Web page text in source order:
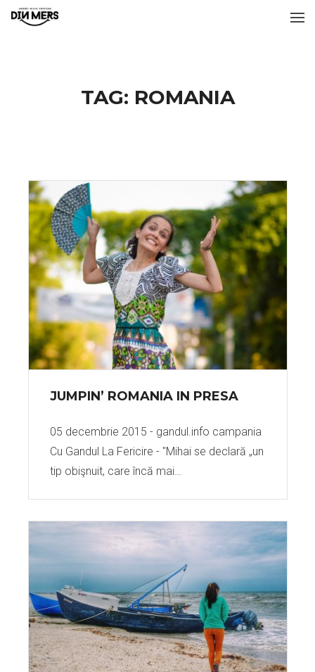
TAG: ROMANIA
JUMPIN’ ROMANIA IN PRESA
05 decembrie 2015 - gandul.info campania
Cu Gandul La Fericire - "Mihai se declară „un
tip obişnuit, care încă mai…